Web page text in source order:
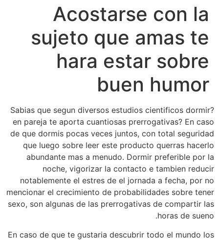
Acostarse con la
sujeto que amas te
hara estar sobre
buen humor
?Sabias que segun diversos estudios cientificos dormir
en pareja te aporta cuantiosas prerrogativas? En caso
de que dormis pocas veces juntos, con total seguridad
que luego sobre leer este producto querras hacerlo
abundante mas a menudo. Dormir preferible por la
noche, vigorizar la contacto e tambien reducir
notablemente el estres de el jornada a fecha, por no
mencionar el crecimiento de probabilidades sobre tener
sexo, son algunas de las prerrogativas de compartir las
horas de sueno.
En caso de que te gustaria descubrir todo el mundo los